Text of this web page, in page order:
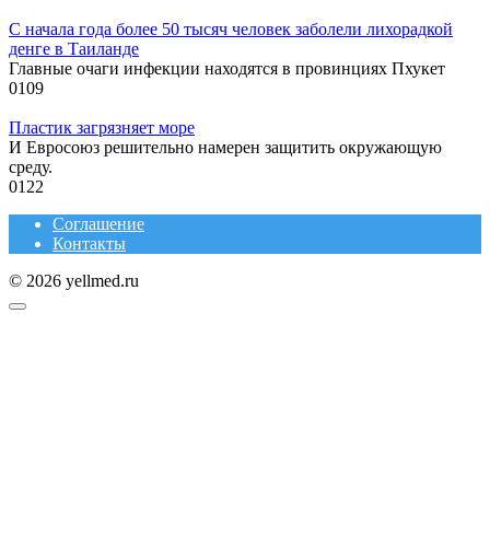
С начала года более 50 тысяч человек заболели лихорадкой
денге в Таиланде
Главные очаги инфекции находятся в провинциях Пхукет
0109
Пластик загрязняет море
И Евросоюз решительно намерен защитить окружающую
среду.
0122
Соглашение
Контакты
© 2026 yellmed.ru